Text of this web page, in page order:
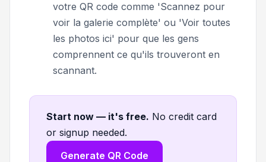
votre QR code comme 'Scannez pour
voir la galerie complète' ou 'Voir toutes
les photos ici' pour que les gens
comprennent ce qu'ils trouveront en
scannant.
Start now — it's free. No credit card
or signup needed.
Generate QR Code